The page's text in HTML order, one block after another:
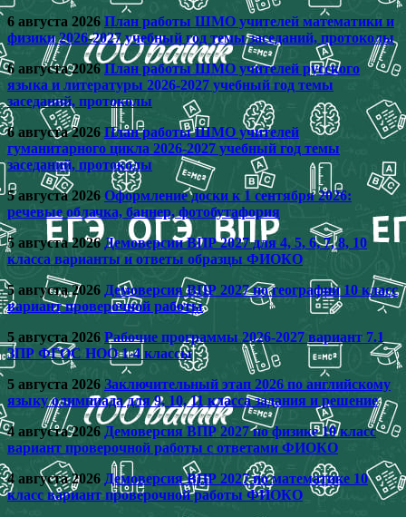
6 августа 2026 План работы ШМО учителей математики и
физики 2026-2027 учебный год темы заседаний, протоколы
6 августа 2026План работы ШМО учителей русского
языка и литературы 2026-2027 учебный год темы
заседаний, протоколы
6 августа 2026 План работы ШМО учителей
гуманитарного цикла 2026-2027 учебный год темы
заседаний, протоколы
5 августа 2026 Оформление доски к 1 сентября 2026:
речевые облачка, баннер, фотобутафория
5 августа 2026Демоверсии ВПР 2027 для 4, 5, 6, 7, 8, 10
класса варианты и ответы образцы ФИОКО
5 августа 2026 Демоверсия ВПР 2027 по географии 10 класс
вариант проверочной работы
5 августа 2026 Рабочие программы 2026-2027 вариант 7.1
ЗПР ФГОС НОО 1-4 классы
5 августа 2026 Заключительный этап 2026 по английскому
языку олимпиада для 9, 10, 11 класса задания и решение
4 августа 2026 Демоверсия ВПР 2027 по физике 10 класс
вариант проверочной работы с ответами ФИОКО
4 августа 2026 Демоверсия ВПР 2027 по математике 10
класс вариант проверочной работы ФИОКО